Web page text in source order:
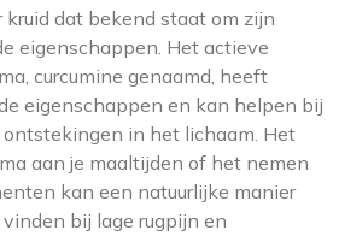
kruid dat bekend staat om zijn
eigenschappen. Het actieve
curcumine genaamd, heeft
eigenschappen en kan helpen bij
in het lichaam. Het
aan je maaltijden of het nemen
kan een natuurlijke manier
bij lage rugpijn en